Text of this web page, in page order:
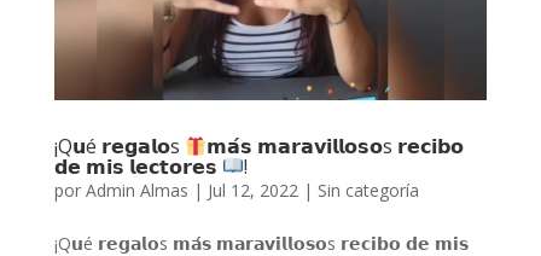
¡Q𝘂é 𝗿𝗲𝗴𝗮𝗹𝗼s 𝗺𝗮́𝘀 𝗺𝗮𝗿𝗮𝘃𝗶𝗹𝗹𝗼𝘀𝗼s 𝗿𝗲𝗰𝗶𝗯𝗼
𝗱𝗲 𝗺𝗶𝘀 𝗹𝗲𝗰𝘁𝗼𝗿𝗲𝘀 !
por Admin Almas | Jul 12, 2022| Sin categoría
¡Q𝘂é 𝗿𝗲𝗴𝗮𝗹𝗼s 𝗺𝗮́𝘀 𝗺𝗮𝗿𝗮𝘃𝗶𝗹𝗹𝗼𝘀𝗼s 𝗿𝗲𝗰𝗶𝗯𝗼 𝗱𝗲 𝗺𝗶𝘀